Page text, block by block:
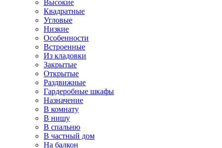
Высокие
Квадратные
Угловые
Низкие
Особенности
Встроенные
Из кладовки
Закрытые
Открытые
Раздвижные
Гардеробные шкафы
Назначение
В комнату
В нишу
В спальню
В частный дом
На балкон